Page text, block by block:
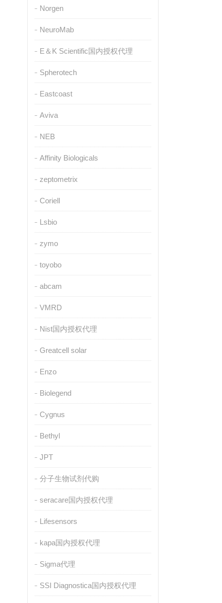
Norgen
NeuroMab
E＆K Scientific国内授权代理
Spherotech
Eastcoast
Aviva
NEB
Affinity Biologicals
zeptometrix
Coriell
Lsbio
zymo
toyobo
abcam
VMRD
Nist国内授权代理
Greatcell solar
Enzo
Biolegend
Cygnus
Bethyl
JPT
分子生物试剂代购
seracare国内授权代理
Lifesensors
kapa国内授权代理
Sigma代理
SSI Diagnostica国内授权代理